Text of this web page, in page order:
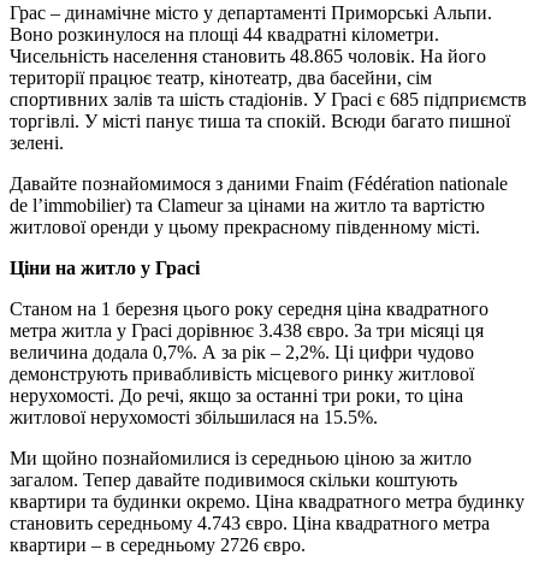
Грас – динамічне місто у департаменті Приморські Альпи.
Воно розкинулося на площі 44 квадратні кілометри.
Чисельність населення становить 48.865 чоловік. На його
території працює театр, кінотеатр, два басейни, сім
спортивних залів та шість стадіонів. У Грасі є 685 підприємств
торгівлі. У місті панує тиша та спокій. Всюди багато пишної
зелені.
Давайте познайомимося з даними Fnaim (Fédération nationale
de l’immobilier) та Clameur за цінами на житло та вартістю
житлової оренди у цьому прекрасному південному місті.
Ціни на житло у Грасі
Станом на 1 березня цього року середня ціна квадратного
метра житла у Грасі дорівнює 3.438 євро. За три місяці ця
величина додала 0,7%. А за рік – 2,2%. Ці цифри чудово
демонструють привабливість місцевого ринку житлової
нерухомості. До речі, якщо за останні три роки, то ціна
житлової нерухомості збільшилася на 15.5%.
Ми щойно познайомилися із середньою ціною за житло
загалом. Тепер давайте подивимося скільки коштують
квартири та будинки окремо. Ціна квадратного метра будинку
становить середньому 4.743 євро. Ціна квадратного метра
квартири – в середньому 2726 євро.